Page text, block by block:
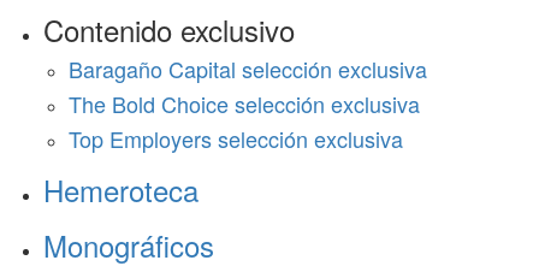
Contenido exclusivo
Baragaño Capital selección exclusiva
The Bold Choice selección exclusiva
Top Employers selección exclusiva
Hemeroteca
Monográficos